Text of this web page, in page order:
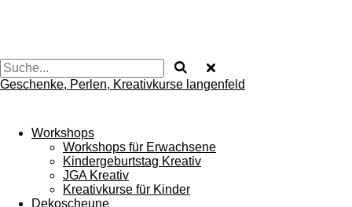
Geschenke, Perlen, Kreativkurse langenfeld
Workshops
Workshops für Erwachsene
Kindergeburtstag Kreativ
JGA Kreativ
Kreativkurse für Kinder
Dekoscheune